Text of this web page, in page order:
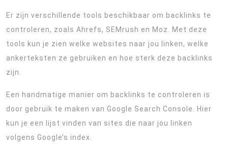
Er zijn verschillende tools beschikbaar om backlinks te
controleren, zoals Ahrefs, SEMrush en Moz. Met deze
tools kun je zien welke websites naar jou linken, welke
ankerteksten ze gebruiken en hoe sterk deze backlinks
zijn.
Een handmatige manier om backlinks te controleren is
door gebruik te maken van Google Search Console. Hier
kun je een lijst vinden van sites die naar jou linken
volgens Google’s index.